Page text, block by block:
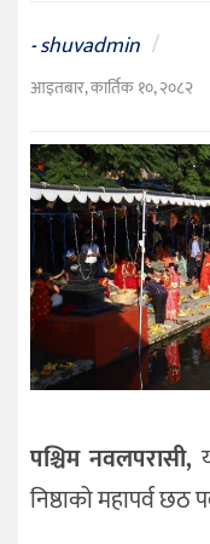
दर्शन
/
संस्कृति
विचार
देश
राजनीति
-shuvadmin /
आइतबार, कार्तिक १०, २०८२
पश्चिम नवलपरासी,
निष्ठाको महापर्व